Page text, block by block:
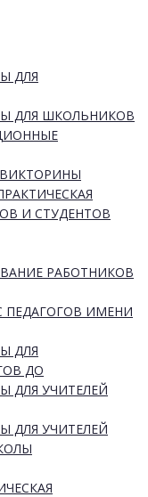
ДЛЯ
ДЛЯ ШКОЛЬНИКОВ
И СТУДЕНТОВ
РАБОТНИКОВ
ПЕДАГОГОВ ИМЕНИ
ДЛЯ
ДО
ДЛЯ УЧИТЕЛЕЙ
ДЛЯ УЧИТЕЛЕЙ